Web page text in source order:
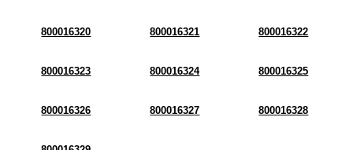
800016320 800016321 800016322
800016323 800016324 800016325
800016326 800016327 800016328